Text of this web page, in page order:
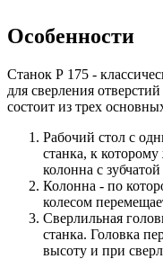
Особенности
Станок Р 175 -
для сверления
состоит из трех
Рабочий стол с
станка, к которому
колонна с
Колонна - по
колесом
Сверлильная
станка. Головка
высоту и при